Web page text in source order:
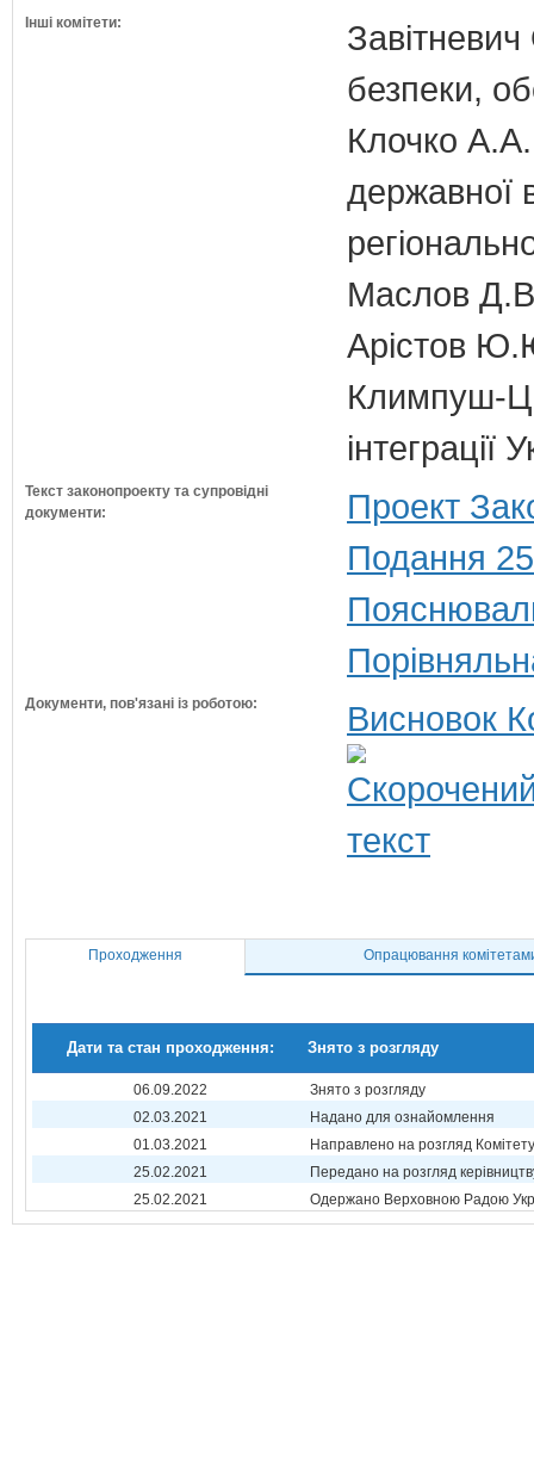
Інші комітети:
безпеки,
Клочко А.А.
державної
Маслов Д.В.
Арістов
Климпуш-
Текст законопроекту та супровідні
документи:
Проект
Подання
Документи, пов'язані із роботою: Висновок
Проходження Опрацювання
Дати та стан проходження: Знято з розгляду
06.09.2022
Знято з розгляду
02.03.2021
Надано для ознайомлення
01.03.2021
Направлено на розгляд Комітету
25.02.2021
Передано на розгляд
25.02.2021
Одержано Верховною Радою